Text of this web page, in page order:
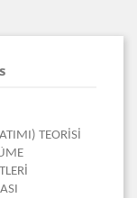
TEORİSİ